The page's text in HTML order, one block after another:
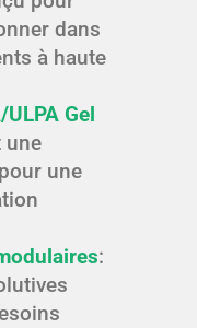
dans
à haute
Gel
une
une
: